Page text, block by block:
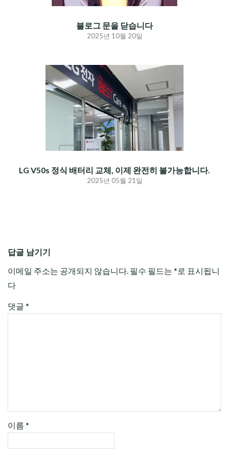
블로그 문을 닫습니다
2025년 10월 20일
LG V50s 정식 배터리 교체, 이제 완전히 불가능합니다.
2025년 05월 21일
답글 남기기
이메일 주소는 공개되지 않습니다. 필수 필드는 * 로 표시됩니
다
댓글 *
이름 *